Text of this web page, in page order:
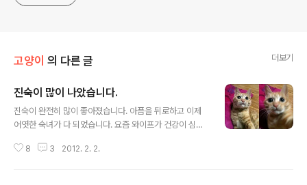
고양이 의 다른 글 더보기
진숙이 많이 나았습니다.
진숙이 완전히 많이 좋아졌습니다. 아픔을 뒤로하고 이제
어엿한 숙녀가 다 되었습니다. 요즘 와이프가 건강이 심하
니다. 이제 슬슬 회복되고 있으니 미루었던 포스팅을 하나
8 3 2012. 2. 2.